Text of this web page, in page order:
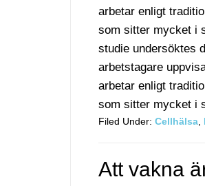
arbetar enligt
som sitter mycket i
studie undersöktes
arbetstagare
arbetar enligt
som sitter mycket i
Filed Under: Cellhälsa
Att vakna